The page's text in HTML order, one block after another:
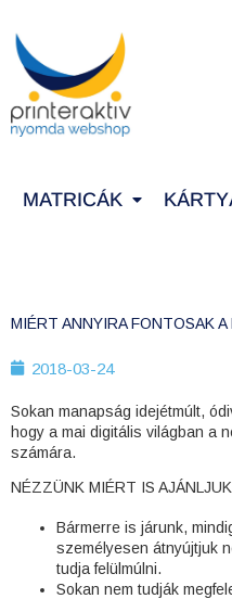
MATRICÁK
MIÉRT ANNYIRA FONTOSAK
2018-03-24
Sokan manapság idejétmúlt,
hogy a mai digitális világban a
számára.
NÉZZÜNK MIÉRT IS
Bármerre is járunk,
személyesen átnyújtjuk
tudja felülmúlni.
Sokan nem tudják